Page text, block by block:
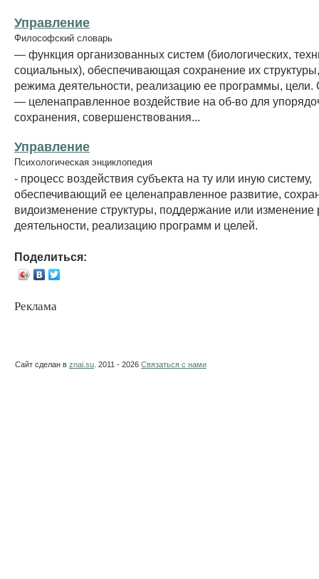
Управление
Философский словарь
— функция организованных систем (биологических,
социальных), обеспечивающая сохранение их
режима деятельности, реализацию ее программы, цели.
— целенаправленное воздействие на об-во для
сохранения, совершенствования...
Управление
Психологическая энциклопедия
- процесс воздействия субъекта на ту или иную систему,
обеспечивающий ее целенаправленное развитие,
видоизменение структуры, поддержание или
деятельности, реализацию программ и целей.
Поделиться:
Реклама
Сайт сделан в znai.su . 2011 - 2026 Связаться с нами